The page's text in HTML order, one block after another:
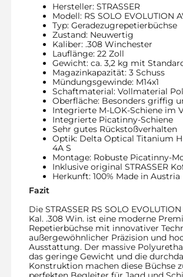
Hersteller: STRASSER
Modell: RS SOLO EVOLUTION
Typ: Geradezugrepetierbüchse
Zustand: Neuwertig
Kaliber: .308 Winchester
Lauflänge: 22 Zoll
Gewicht: ca. 3,2 kg mit
Magazinkapazität: 3 Schuss
Mündungsgewinde: M14x1
Schaftmaterial: Vollmaterial
Oberfläche: Besonders griffig
Integrierte M-LOK-Schiene im
Integrierte Picatinny-Schiene
Sehr gutes Rückstoßverhalten
Optik: Delta Optical Titanium
4A S
Montage: Robuste Picatinny-
Inklusive original STRASSER
Herkunft: 100% Made in Austria
Fazit
Die STRASSER RS SOLO
Kal. .308 Win. ist eine moderne
Repetierbüchse mit innovativer
außergewöhnlicher Präzision und
Ausstattung. Der massive
das geringe Gewicht und die
Konstruktion machen diese Büchse